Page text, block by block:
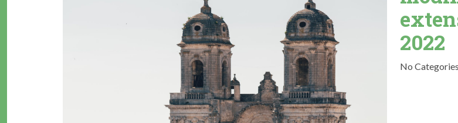
2022
No Categories